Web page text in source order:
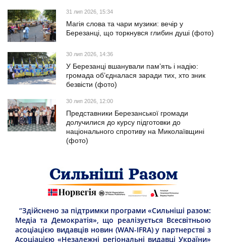
31 лип 2026, 15:34
Магія слова та чари музики: вечір у
Березанці, що торкнувся глибин душі (фото)
30 лип 2026, 14:36
У Березанці вшанували пам’ять і надію:
громада об’єдналася заради тих, хто зник
безвісти (фото)
30 лип 2026, 12:00
Представники Березанської громади
долучилися до курсу підготовки до
національного спротиву на Миколаївщині
(фото)
“Здійснено за підтримки програми «Сильніші разом:
Медіа та Демократія», що реалізується Всесвітньою
асоціацією видавців новин (WAN-IFRA) у партнерстві з
Асоціацією «Незалежні регіональні видавці України»